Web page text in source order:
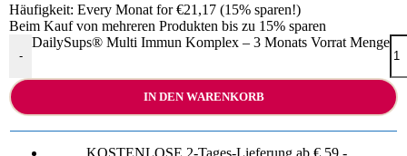
Häufigkeit: Every Monat for €21,17 (15% sparen!)
Beim Kauf von mehreren Produkten bis zu 15% sparen
-
DailySups® Multi Immun Komplex – 3 Monats Vorrat Menge
IN DEN WARENKORB
KOSTENLOSE 2-Tages-Lieferung ab € 59,-